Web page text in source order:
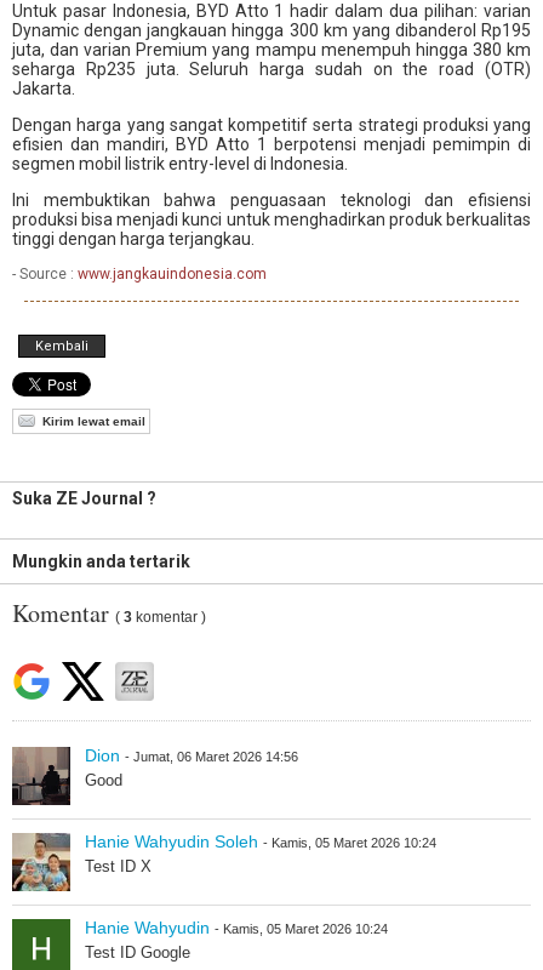
Untuk pasar Indonesia, BYD Atto 1 hadir dalam dua pilihan: varian
Dynamic dengan jangkauan hingga 300 km yang dibanderol Rp195
juta, dan varian Premium yang mampu menempuh hingga 380 km
seharga Rp235 juta. Seluruh harga sudah on the road (OTR)
Jakarta.
Dengan harga yang sangat kompetitif serta strategi produksi yang
efisien dan mandiri, BYD Atto 1 berpotensi menjadi pemimpin di
segmen mobil listrik entry-level di Indonesia.
Ini membuktikan bahwa penguasaan teknologi dan efisiensi
produksi bisa menjadi kunci untuk menghadirkan produk berkualitas
tinggi dengan harga terjangkau.
- Source : www.jangkauindonesia.com
Kembali
Kirim lewat email
Suka ZE Journal ?
Mungkin anda tertarik
Komentar ( 3 komentar )
Dion - Jumat, 06 Maret 2026 14:56
Good
Hanie Wahyudin Soleh - Kamis, 05 Maret 2026 10:24
Test ID X
Hanie Wahyudin - Kamis, 05 Maret 2026 10:24
Test ID Google